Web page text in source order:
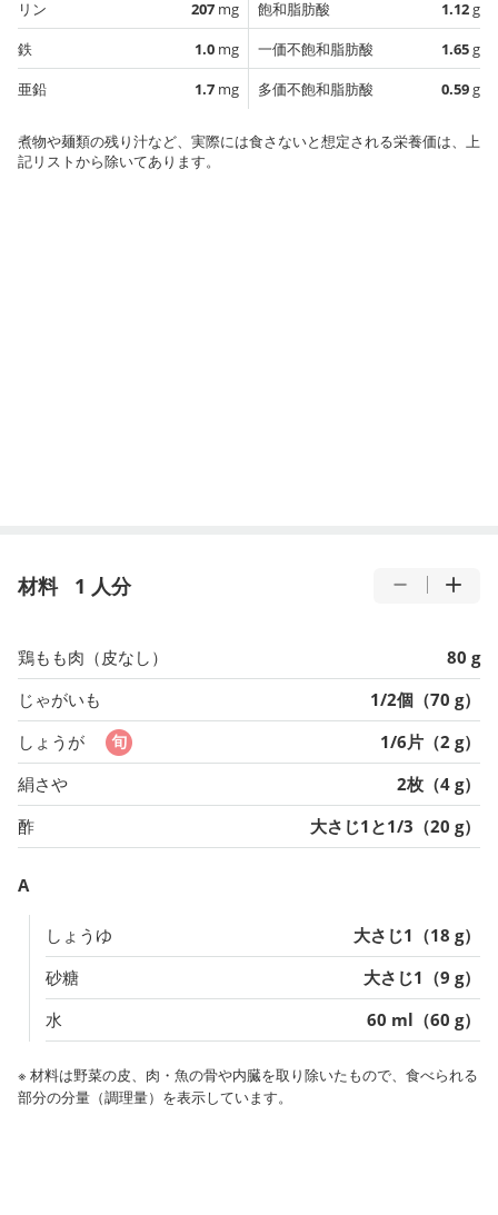
リン 207 mg
鉄
1.0 mg
亜鉛
1.7 mg
飽和脂肪酸 1.12g
一価不飽和脂肪酸
1.65g
多価不飽和脂肪酸
0.59g
煮物や麺類の残り汁など、実際には食さないと想定される栄養価は、上
記リストから除いてあります。
材料 1 人分
鶏もも肉（皮なし）
80 g
じゃがいも
1/2個（70 g）
しょうが
1/6片（2 g）
絹さや
2枚（4 g）
酢
大さじ1と1/3（20 g）
A
しょうゆ
大さじ1（18 g）
砂糖
大さじ1（9 g）
水
60 ml（60 g）
※ 材料は野菜の皮、肉・魚の骨や内臓を取り除いたもので、食べられる
部分の分量（調理量）を表示しています。